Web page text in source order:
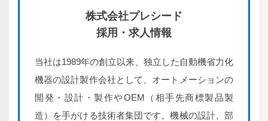
株式会社プレシード
採用・求人情報
当社は1989年の創立以来、独立した自動機省力化
機器の設計製作会社として、オートメーションの
開発・設計・製作やOEM（相手先商標製品製
造）を手がける技術者集団です。機械の設計、部